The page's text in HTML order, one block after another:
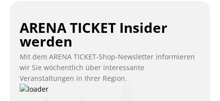
ARENA TICKET Insider
werden
Mit dem ARENA TICKET-Shop-Newsletter informieren
wir Sie wöchentlich über interessante
Veranstaltungen in Ihrer Region.